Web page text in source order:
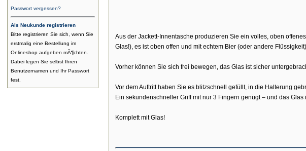
Passwort vergessen?
Als Neukunde registrieren
Bitte registrieren Sie sich, wenn Sie
erstmalig eine Bestellung im
Onlineshop aufgeben mÃ¶chten.
Dabei legen Sie selbst Ihren
Benutzernamen und Ihr Passwort
fest.
Aus der Jackett-Innentasche produzieren Sie ein volles, oben
Glas!), es ist oben offen und mit echtem Bier (oder andere
Vorher können Sie sich frei bewegen, das Glas ist sicher
Vor dem Auftritt haben Sie es blitzschnell gefüllt, in die Halterung
Ein sekundenschneller Griff mit nur 3 Fingern genügt – und das
Komplett mit Glas!